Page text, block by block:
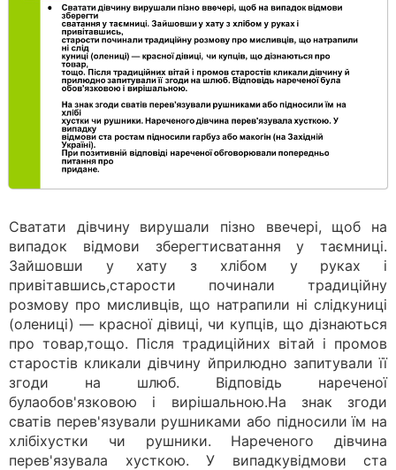
Сватати дівчину вирушали пізно ввечері, щоб на
випадок відмови зберегтисватання у таємниці.
Зайшовши у хату з хлібом у руках і
привітавшись,старости починали традиційну
розмову про мисливців, що натрапили ні слідкуниці
(олениці) — красної дівиці, чи купців, що дізнаються
про товар,тощо. Після традиційних вітай і промов
старостів кликали дівчину йприлюдно запитували її
згоди на шлюб. Відповідь нареченої
булаобов'язковою і вирішальною.На знак згоди
сватів перев'язували рушниками або підносили їм на
хлібіхустки чи рушники. Нареченого дівчина
перев'язувала хусткою. У випадкувідмови ста